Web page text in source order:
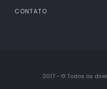
CONTATO
2017 - © Todos os